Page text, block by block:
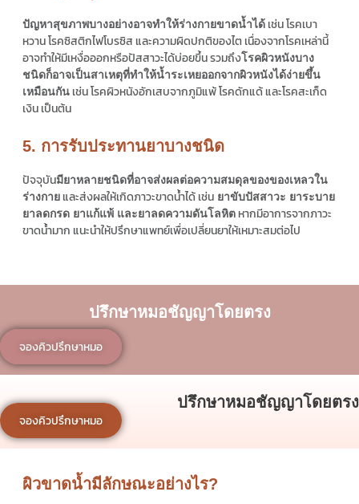
ปัญหาสุขภาพบางอย่างอาจทำให้ร่างกายขาดน้ำได้ เช่น โรคเบา
หวาน โรคซิสติกไฟโบรซิส และความผิดปกติของไต เนื่องจากโรคเหล่านี้
อาจทำให้มีเหงื่อออกหรือปัสสาวะได้บ่อยขึ้น รวมถึงโรคผิวหนังบาง
ชนิดก็อาจเป็นสาเหตุที่ทำให้น้ำระเหยออกจากผิวหนังได้ง่ายขึ้น
เหมือนกัน เช่น โรคผิวหนังอักเสบจากภูมิแพ้ โรคดักแด้ และโรคสะเก็ด
เงิน เป็นต้น
5. การรับประทานยาบางชนิด
ปัจจุบันมียาหลายชนิดที่อาจส่งผลต่อความสมดุลของของเหลวใน
ร่างกาย และส่งผลให้เกิดภาวะขาดน้ำได้ เช่น ยาขับปัสสาวะ ยาระบาย
ยาลดกรด ยาแก้แพ้ และยาลดความดันโลหิต หากมีอาการจากภาวะ
ขาดน้ำมาก แนะนำให้ปรึกษาแพทย์เพื่อเปลี่ยนยาให้เหมาะสมต่อไป
ปรึกษาหมอชัญญาโดยตรง
จองคิวปรึกษาหมอ
ปรึกษาหมอชัญญาโดยตรง
จองคิวปรึกษาหมอ
ผิวขาดน้ำมีลักษณะอย่างไร?